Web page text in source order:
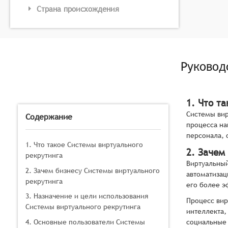
Страна происхождения
Содержание
1. Что такое Системы виртуального
рекрутинга
2. Зачем бизнесу Системы виртуального
рекрутинга
3. Назначение и цели использования
Системы виртуального рекрутинга
4. Основные пользователи Системы
1. Что
Системы
процесса
персонала,
2. Зачем
его более
Процесс